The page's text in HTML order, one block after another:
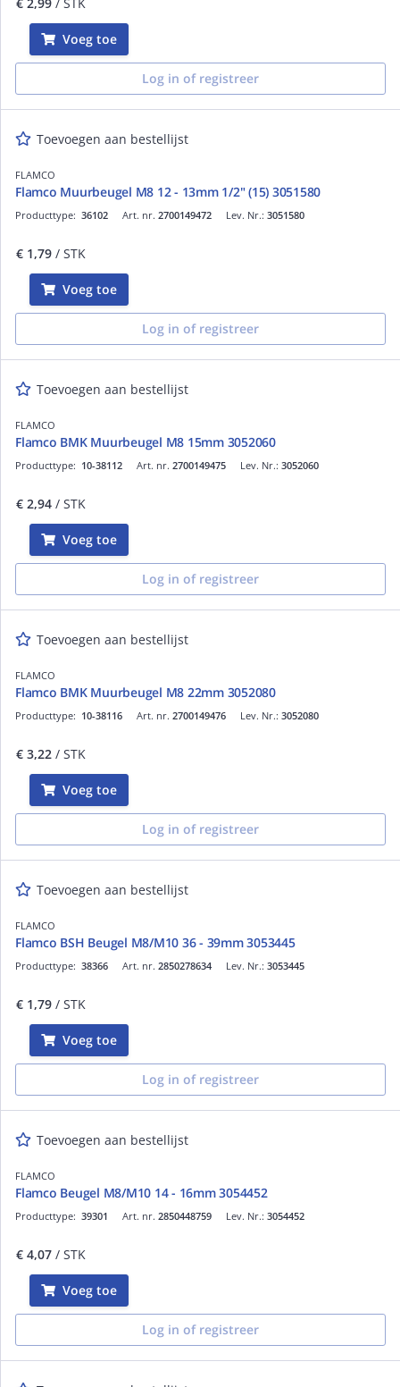
Voeg toe
Log in of registreer
Toevoegen aan bestellijst
FLAMCO
Flamco Muurbeugel M8 12 - 13mm 1/2" (15) 3051580
Art. nr. 2700149472
Producttype: 36102 Lev. Nr.: 3051580
€ 1,79 / STK
Voeg toe
Log in of registreer
Toevoegen aan bestellijst
FLAMCO
Flamco BMK Muurbeugel M8 15mm 3052060
Art. nr. 2700149475
Producttype: 10-38112 Lev. Nr.: 3052060
€ 2,94 / STK
Voeg toe
Log in of registreer
Toevoegen aan bestellijst
FLAMCO
Flamco BMK Muurbeugel M8 22mm 3052080
Art. nr. 2700149476
Producttype: 10-38116 Lev. Nr.: 3052080
€ 3,22 / STK
Voeg toe
Log in of registreer
Toevoegen aan bestellijst
FLAMCO
Flamco BSH Beugel M8/M10 36 - 39mm 3053445
Art. nr. 2850278634
Producttype: 38366 Lev. Nr.: 3053445
€ 1,79 / STK
Voeg toe
Log in of registreer
Toevoegen aan bestellijst
FLAMCO
Flamco Beugel M8/M10 14 - 16mm 3054452
Art. nr. 2850448759
Producttype: 39301 Lev. Nr.: 3054452
€ 4,07 / STK
Voeg toe
Log in of registreer